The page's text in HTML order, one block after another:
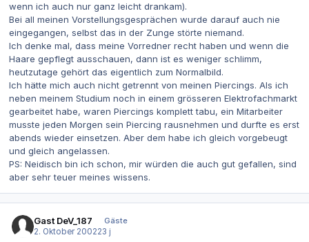
wenn ich auch nur ganz leicht drankam).
Bei all meinen Vorstellungsgesprächen wurde darauf auch nie
eingegangen, selbst das in der Zunge störte niemand.
Ich denke mal, dass meine Vorredner recht haben und wenn die
Haare gepflegt ausschauen, dann ist es weniger schlimm,
heutzutage gehört das eigentlich zum Normalbild.
Ich hätte mich auch nicht getrennt von meinen Piercings. Als ich
neben meinem Studium noch in einem grösseren Elektrofachmarkt
gearbeitet habe, waren Piercings komplett tabu, ein Mitarbeiter
musste jeden Morgen sein Piercing rausnehmen und durfte es erst
abends wieder einsetzen. Aber dem habe ich gleich vorgebeugt
und gleich angelassen.
PS: Neidisch bin ich schon, mir würden die auch gut gefallen, sind
aber sehr teuer meines wissens.
Gast DeV_187
Gäste
2. Oktober 200223 j